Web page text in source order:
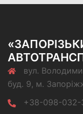
вул.
буд. 9, м.
+38-098-032-